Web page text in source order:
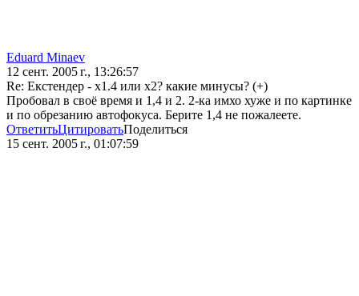
Eduard Minaev
12 сент. 2005 г., 13:26:57
Re: Екстендер - х1.4 или х2? какие минусы? (+)
Пробовал в своё время и 1,4 и 2. 2-ка имхо хуже и по картинке
и по обрезанию автофокуса. Берите 1,4 не пожалеете.
ОтветитьЦитироватьПоделиться
15 сент. 2005 г., 01:07:59